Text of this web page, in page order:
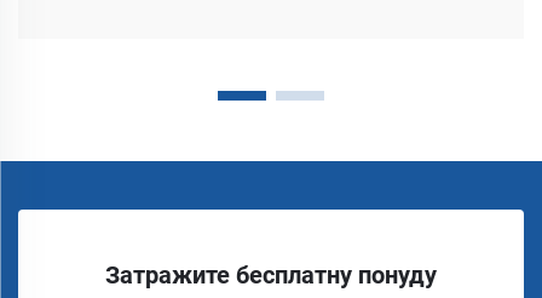
Затражите бесплатну понуду